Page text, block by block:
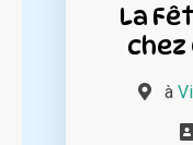
La
chez
à